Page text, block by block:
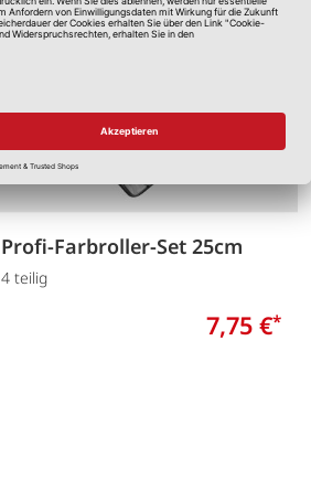
Profi-Farbroller-Set 25cm
4 teilig
7,75 €*
Merken